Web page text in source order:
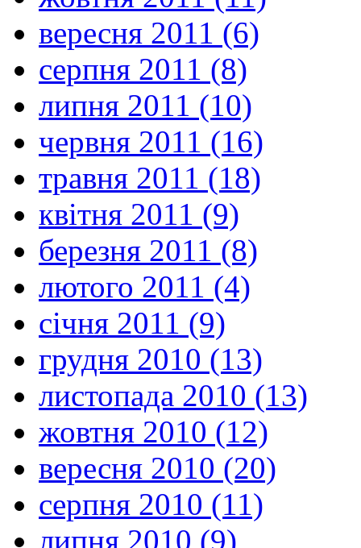
вересня 2011 (6)
серпня 2011 (8)
липня 2011 (10)
червня 2011 (16)
травня 2011 (18)
квітня 2011 (9)
березня 2011 (8)
лютого 2011 (4)
січня 2011 (9)
грудня 2010 (13)
листопада 2010 (13)
жовтня 2010 (12)
вересня 2010 (20)
серпня 2010 (11)
липня 2010 (9)